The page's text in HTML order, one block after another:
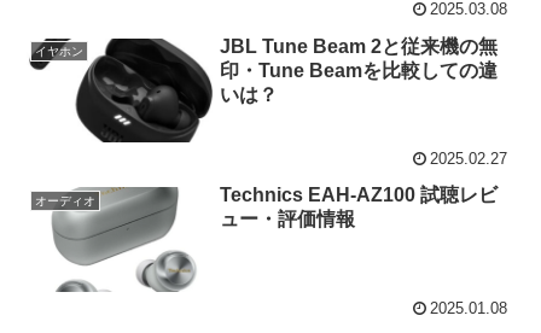
2025.03.08
イヤホン
JBL Tune Beam 2と従来機の無
印・Tune Beamを比較しての違
いは？
2025.02.27
オーディオ
Technics EAH-AZ100 試聴レビ
ュー・評価情報
2025.01.08